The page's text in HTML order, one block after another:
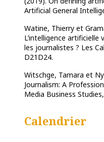
Artificial General
Watine, Thierry et
L’intelligence
les journalistes ? Les
D21D24.
Witschge, Tamara et
Journalism: A
Media Business
Calendrier